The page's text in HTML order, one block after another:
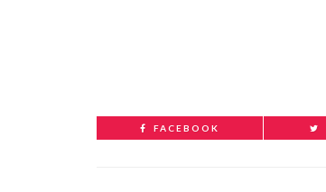
FACEBOOK